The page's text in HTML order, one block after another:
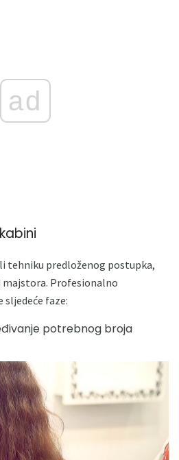
ad
tehniku ​​predloženog postupka,
Profesionalno
sljedeće faze:
potrebnog broja